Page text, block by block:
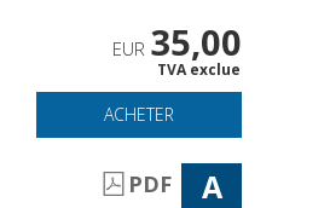
EUR 35,00
TVA exclue
ACHETER
PDF A